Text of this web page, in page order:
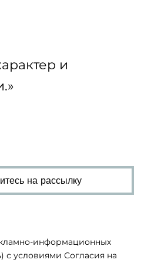
и
на рассылку
информационных
с условиями Согласия на